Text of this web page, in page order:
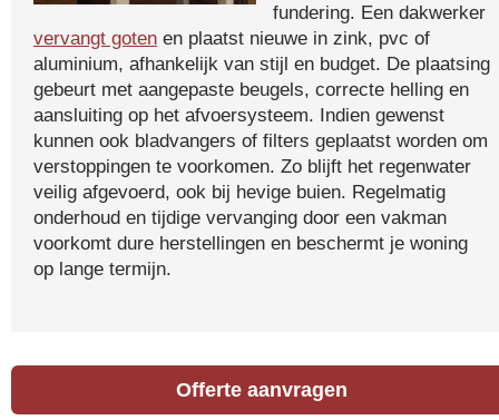
fundering. Een dakwerker
vervangt goten en plaatst nieuwe in zink, pvc of
aluminium, afhankelijk van stijl en budget. De plaatsing
gebeurt met aangepaste beugels, correcte helling en
aansluiting op het afvoersysteem. Indien gewenst
kunnen ook bladvangers of filters geplaatst worden om
verstoppingen te voorkomen. Zo blijft het regenwater
veilig afgevoerd, ook bij hevige buien. Regelmatig
onderhoud en tijdige vervanging door een vakman
voorkomt dure herstellingen en beschermt je woning
op lange termijn.
Offerte aanvragen